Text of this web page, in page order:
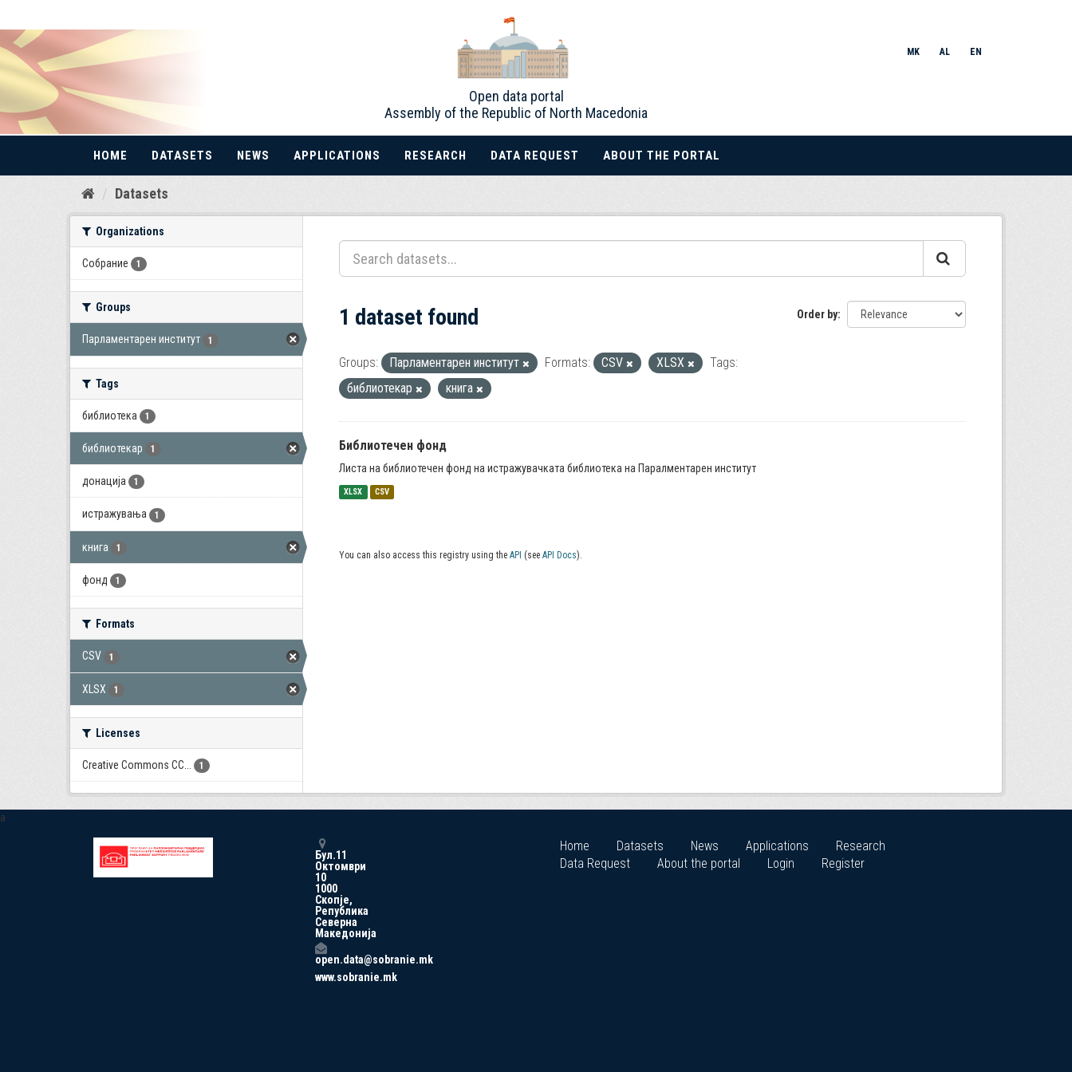
Skip
Open data portal
Assembly of the Republic of North Macedonia
MK AL EN
HOME DATASETS NEWS APPLICATIONS RESEARCH DATA REQUEST ABOUT THE PORTAL
Datasets
Organizations
Собрание 1
Groups
Парламентарен институт 1
Tags
библиотека 1
библиотекар 1
донација 1
истражувања 1
книга 1
фонд 1
Formats
CSV 1
XLSX 1
Licenses
Creative Commons CC... 1
Order by
1 dataset found
Groups: Парламентарен институт Formats: CSV XLSX
Tags:
библиотекар
книга
Библиотечен фонд
Листа на библиотечен фонд на истражувачката библиотека на Паралментарен институт
XLSX CSV
You can also access this registry using the API (see API Docs).
a
Бул.11
Октомври
10
1000
Скопје,
Република
Северна
Македонија
open.data@sobranie.mk
www.sobranie.mk
Home Datasets News Applications
Research
Data Request
About the portal Login Register